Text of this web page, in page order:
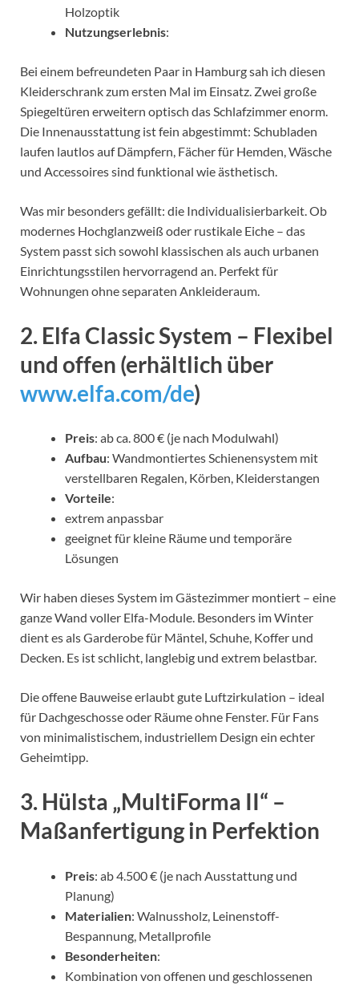
Holzoptik
Nutzungserlebnis:
Bei einem befreundeten Paar in Hamburg sah ich diesen
Kleiderschrank zum ersten Mal im Einsatz. Zwei große
Spiegeltüren erweitern optisch das Schlafzimmer enorm.
Die Innenausstattung ist fein abgestimmt: Schubladen
laufen lautlos auf Dämpfern, Fächer für Hemden, Wäsche
und Accessoires sind funktional wie ästhetisch.
Was mir besonders gefällt: die Individualisierbarkeit. Ob
modernes Hochglanzweiß oder rustikale Eiche – das
System passt sich sowohl klassischen als auch urbanen
Einrichtungsstilen hervorragend an. Perfekt für
Wohnungen ohne separaten Ankleideraum.
2. Elfa Classic System – Flexibel
und offen (erhältlich über
www.elfa.com/de)
Preis: ab ca. 800 € (je nach Modulwahl)
Aufbau: Wandmontiertes Schienensystem mit
verstellbaren Regalen, Körben, Kleiderstangen
Vorteile:
extrem anpassbar
geeignet für kleine Räume und temporäre
Lösungen
Wir haben dieses System im Gästezimmer montiert – eine
ganze Wand voller Elfa-Module. Besonders im Winter
dient es als Garderobe für Mäntel, Schuhe, Koffer und
Decken. Es ist schlicht, langlebig und extrem belastbar.
Die offene Bauweise erlaubt gute Luftzirkulation – ideal
für Dachgeschosse oder Räume ohne Fenster. Für Fans
von minimalistischem, industriellem Design ein echter
Geheimtipp.
3. Hülsta „MultiForma II“ –
Maßanfertigung in Perfektion
Preis: ab 4.500 € (je nach Ausstattung und
Planung)
Materialien: Walnussholz, Leinenstoff-
Bespannung, Metallprofile
Besonderheiten:
Kombination von offenen und geschlossenen